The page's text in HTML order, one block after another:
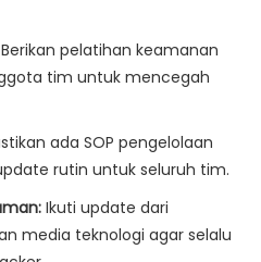
Berikan pelatihan keamanan
tim untuk mencegah
ada SOP pengelolaan
rutin untuk seluruh tim.
Ikuti update dari
media teknologi agar selalu